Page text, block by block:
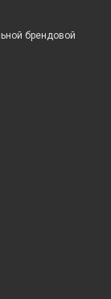
брендовой